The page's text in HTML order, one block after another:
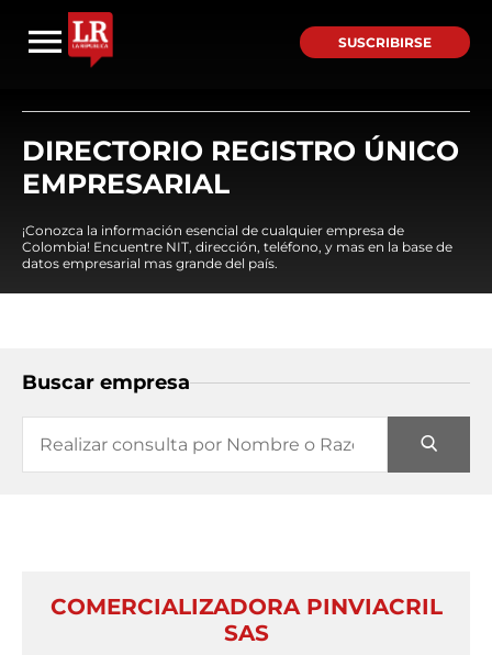
SUSCRIBIRSE
DIRECTORIO REGISTRO ÚNICO
EMPRESARIAL
¡Conozca la información esencial de cualquier empresa de
Colombia! Encuentre NIT, dirección, teléfono, y mas en la base de
datos empresarial mas grande del país.
Buscar empresa
COMERCIALIZADORA PINVIACRIL
SAS